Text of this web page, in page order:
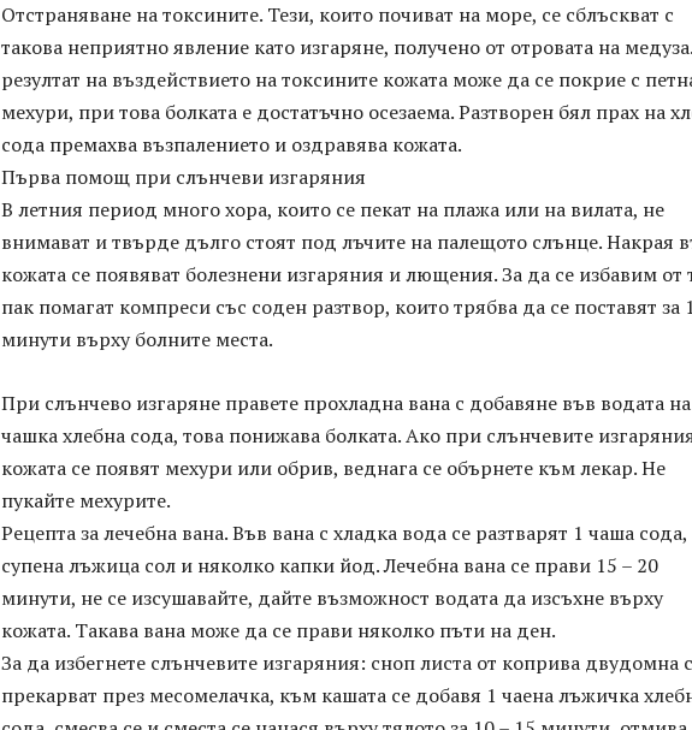
Отстраняване на токсините. Тези, които почиват на море, се сблъскват с
такова неприятно явление като изгаряне, получено от отровата на
резултат на въздействието на токсините кожата може да се покрие с
мехури, при това болката е достатъчно осезаема. Разтворен бял прах на
сода премахва възпалението и оздравява кожата.
Първа помощ при слънчеви изгаряния
В летния период много хора, които се пекат на плажа или на вилата, не
внимават и твърде дълго стоят под лъчите на палещото слънце. Накрая
кожата се появяват болезнени изгаряния и лющения. За да се избавим от
пак помагат компреси със соден разтвор, които трябва да се поставят за
минути върху болните места.
При слънчево изгаряне правете прохладна вана с добавяне във водата
чашка хлебна сода, това понижава болката. Ако при слънчевите
кожата се появят мехури или обрив, веднага се обърнете към лекар. Не
пукайте мехурите.
Рецепта за лечебна вана. Във вана с хладка вода се разтварят 1 чаша сода,
супена лъжица сол и няколко капки йод. Лечебна вана се прави 15 – 20
минути, не се изсушавайте, дайте възможност водата да изсъхне върху
кожата. Такава вана може да се прави няколко пъти на ден.
За да избегнете слънчевите изгаряния: сноп листа от коприва двудомна
прекарват през месомелачка, към кашата се добавя 1 чаена лъжичка